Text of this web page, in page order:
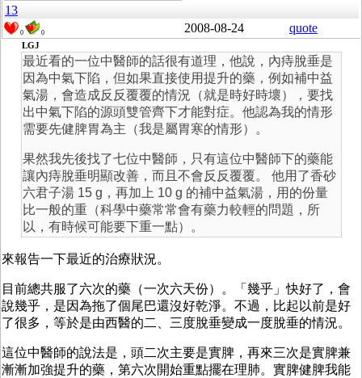
13
0 0 2008-08-24 quote
LGJ
最近看的一位中醫師的話很有道理，他說，內痔脫垂是
因為中氣下陷，但如果直接使用提升的藥，例如補中益
氣湯，會造成反反覆覆的情況（就是時好時壞），要找
出中氣下陷的源頭雙管齊下才能對症。他認為我的情形
需要先健脾胃為主（我是屬胃寒的情形）。
果然我先後找了七位中醫師，只有這位中醫師下的藥能
讓內痔脫垂明顯改善，而且不會反反覆覆。 他用了香砂
六君子湯 15 g，再加上 10 g 的補中益氣湯，用的份量
比一般的重（科學中藥常常會有藥力較輕的問題，所
以，有時候可能要下重一點）。
來報告一下最近的治療狀況。
目前總共服了六次的藥（一次六天份）。「幾乎」快好了，會
說幾乎，是因為拖了個尾巴還沒好乾淨。不過，比起以前是好
了很多，等於是由西醫的二、三度脫垂變成一度脫垂的情況。
這位中醫師的說法是，頭二次主要是實脾，再來三次是實脾兼
漸漸加強提升的藥，第六次開始重點擺在理肺。實脾健脾我能